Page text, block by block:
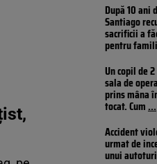
După 10
Santiago
sacrificii a
pentru
Un copil de
sala de
prins mâna
tocat. Cum...
Accident
urmat de
unui